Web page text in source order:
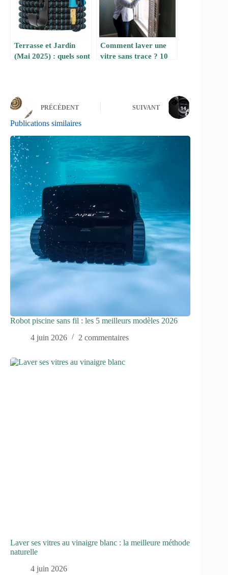
Terrasse et Jardin
(Mai 2025) : quels sont
Comment laver une
vitre sans trace ? 10
PRÉCÉDENT SUIVANT
Publications similaires
Robot piscine sans fil : les 5 meilleurs modèles 2026
4 juin 2026
2 commentaires
Laver ses vitres au vinaigre blanc : la meilleure méthode
naturelle
4 juin 2026